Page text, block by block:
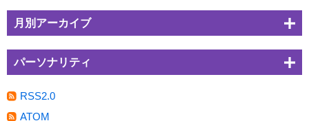
月別アーカイブ
パーソナリティ
RSS2.0
ATOM